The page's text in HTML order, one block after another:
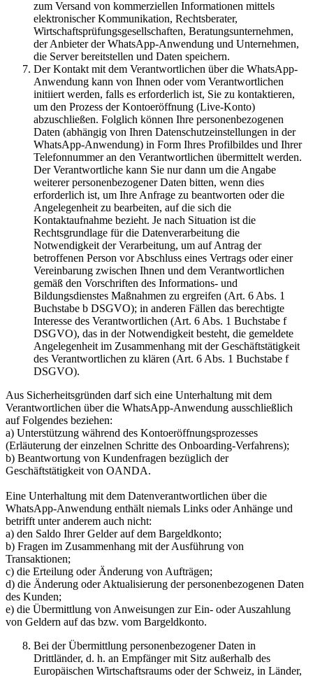
zum Versand von kommerziellen Informationen mittels
elektronischer Kommunikation, Rechtsberater,
Wirtschaftsprüfungsgesellschaften, Beratungsunternehmen,
der Anbieter der WhatsApp-Anwendung und Unternehmen,
die Server bereitstellen und Daten speichern.
Der Kontakt mit dem Verantwortlichen über die WhatsApp-
Anwendung kann von Ihnen oder vom Verantwortlichen
initiiert werden, falls es erforderlich ist, Sie zu kontaktieren,
um den Prozess der Kontoeröffnung (Live-Konto)
abzuschließen. Folglich können Ihre personenbezogenen
Daten (abhängig von Ihren Datenschutzeinstellungen in der
WhatsApp-Anwendung) in Form Ihres Profilbildes und Ihrer
Telefonnummer an den Verantwortlichen übermittelt werden.
Der Verantwortliche kann Sie nur dann um die Angabe
weiterer personenbezogener Daten bitten, wenn dies
erforderlich ist, um Ihre Anfrage zu beantworten oder die
Angelegenheit zu bearbeiten, auf die sich die
Kontaktaufnahme bezieht. Je nach Situation ist die
Rechtsgrundlage für die Datenverarbeitung die
Notwendigkeit der Verarbeitung, um auf Antrag der
betroffenen Person vor Abschluss eines Vertrags oder einer
Vereinbarung zwischen Ihnen und dem Verantwortlichen
gemäß den Vorschriften des Informations- und
Bildungsdienstes Maßnahmen zu ergreifen (Art. 6 Abs. 1
Buchstabe b DSGVO); in anderen Fällen das berechtigte
Interesse des Verantwortlichen (Art. 6 Abs. 1 Buchstabe f
DSGVO), das in der Notwendigkeit besteht, die gemeldete
Angelegenheit im Zusammenhang mit der Geschäftstätigkeit
des Verantwortlichen zu klären (Art. 6 Abs. 1 Buchstabe f
DSGVO).
Aus Sicherheitsgründen darf sich eine Unterhaltung mit dem
Verantwortlichen über die WhatsApp-Anwendung ausschließlich
auf Folgendes beziehen:
a) Unterstützung während des Kontoeröffnungsprozesses
(Erläuterung der einzelnen Schritte des Onboarding-Verfahrens);
b) Beantwortung von Kundenfragen bezüglich der
Geschäftstätigkeit von OANDA.
Eine Unterhaltung mit dem Datenverantwortlichen über die
WhatsApp-Anwendung enthält niemals Links oder Anhänge und
betrifft unter anderem auch nicht:
a) den Saldo Ihrer Gelder auf dem Bargeldkonto;
b) Fragen im Zusammenhang mit der Ausführung von
Transaktionen;
c) die Erteilung oder Änderung von Aufträgen;
d) die Änderung oder Aktualisierung der personenbezogenen Daten
des Kunden;
e) die Übermittlung von Anweisungen zur Ein- oder Auszahlung
von Geldern auf das bzw. vom Bargeldkonto.
Bei der Übermittlung personenbezogener Daten in
Drittländer, d. h. an Empfänger mit Sitz außerhalb des
Europäischen Wirtschaftsraums oder der Schweiz, in Länder,